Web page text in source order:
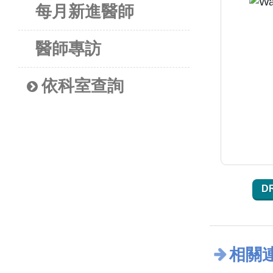
每月新進醫師
醫師專訪
依科室查詢
相關